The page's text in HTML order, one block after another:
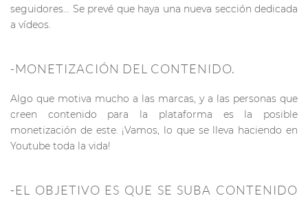
seguidores… Se prevé que haya una nueva sección dedicada
a vídeos.
-MONETIZACIÓN DEL CONTENIDO.
Algo que motiva mucho a las marcas, y a las personas que
creen contenido para la plataforma es la posible
monetización de este. ¡Vamos, lo que se lleva haciendo en
Youtube toda la vida!
-EL OBJETIVO ES QUE SE SUBA CONTENIDO